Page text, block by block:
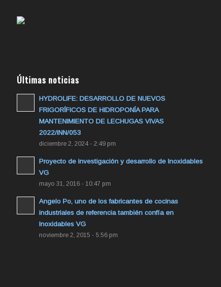
Últimas noticias
HYDROLIFE: DESARROLLO DE NUEVOS
FRIGORÍFICOS DE HIDROPONÍA PARA
MANTENIMIENTO DE LECHUGAS VIVAS
2022/INN/053
diciembre 2, 2024 - 2:49 pm
Proyecto de investigación y desarrollo de Inoxidables
VG
mayo 31, 2016 - 10:47 pm
Angelo Po, uno de los fabricantes de cocinas
industriales de referencia también confía en
Inoxidables VG
noviembre 2, 2015 - 5:56 pm